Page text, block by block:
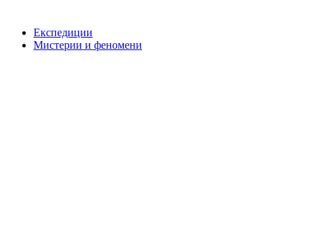
Експедиции
Мистерии и феномени